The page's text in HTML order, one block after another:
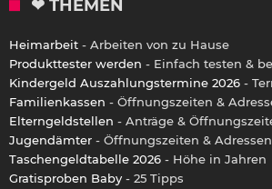
❤ THEMEN
Heimarbeit - Arbeiten von zu Hause
Produkttester werden - Einfach testen &
Kindergeld Auszahlungstermine 2026 -
Familienkassen - Öffnungszeiten &
Elterngeldstellen - Anträge &
Jugendämter - Öffnungszeiten & Adressen
Taschengeldtabelle 2026 - Höhe in Jahren
Gratisproben Baby - 25 Tipps